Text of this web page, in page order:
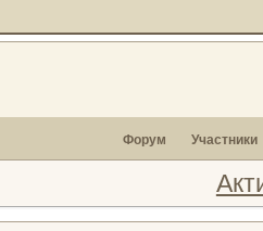
Форум Участники